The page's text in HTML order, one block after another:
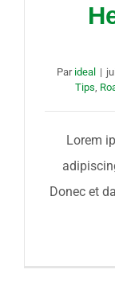
Par ideal |
Tips
Lorem
Donec et